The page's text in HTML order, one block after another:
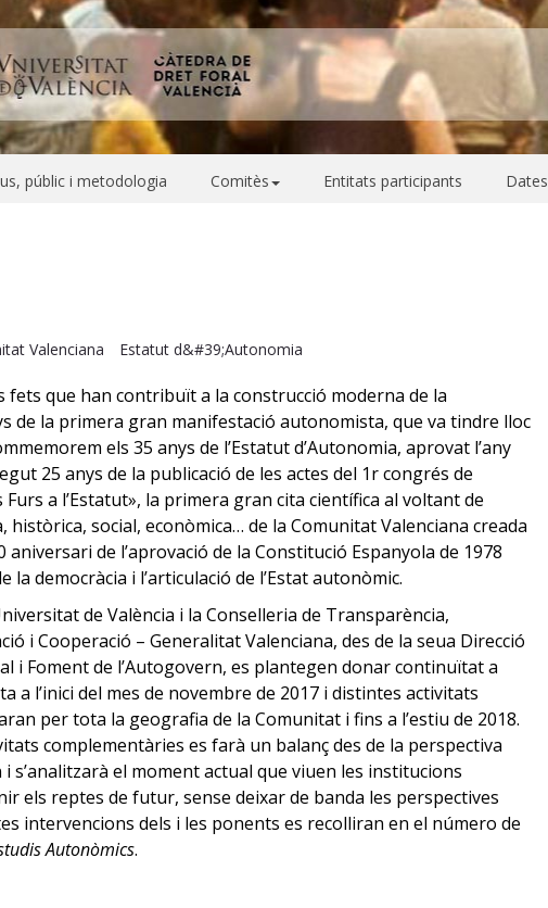
públic i metodologia Comitès Entitats participants Dates
Valenciana Estatut d&#39;Autonomia
fets que han contribuït a la construcció moderna de la
de la primera gran manifestació autonomista, que va tindre lloc
els 35 anys de l’Estatut d’Autonomia, aprovat l’any
25 anys de la publicació de les actes del 1r congrés de
Furs a l’Estatut», la primera gran cita científica al voltant de
històrica, social, econòmica… de la Comunitat Valenciana creada
aniversari de l’aprovació de la Constitució Espanyola de 1978
democràcia i l’articulació de l’Estat autonòmic.
de València i la Conselleria de Transparència,
i Cooperació – Generalitat Valenciana, des de la seua Direcció
i Foment de l’Autogovern, es plantegen donar continuïtat a
a l’inici del mes de novembre de 2017 i distintes activitats
per tota la geografia de la Comunitat i fins a l’estiu de 2018.
complementàries es farà un balanç des de la perspectiva
el moment actual que viuen les institucions
els reptes de futur, sense deixar de banda les perspectives
intervencions dels i les ponents es recolliran en el número de
Autonòmics.